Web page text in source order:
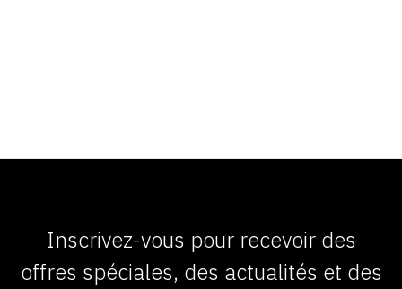
Inscrivez-vous pour recevoir des
offres spéciales, des actualités et des